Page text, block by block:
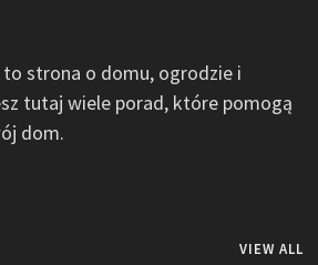
strona o domu, ogrodzie i
tutaj wiele porad, które pomogą
dom.
VIEW ALL